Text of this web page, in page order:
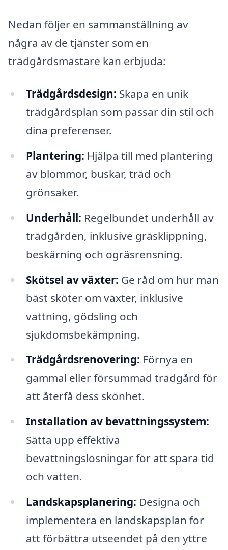
Nedan följer en sammanställning av
några av de tjänster som en
trädgårdsmästare kan erbjuda:
Trädgårdsdesign: Skapa en unik
trädgårdsplan som passar din stil och
dina preferenser.
Plantering: Hjälpa till med plantering
av blommor, buskar, träd och
grönsaker.
Underhåll: Regelbundet underhåll av
trädgården, inklusive gräsklippning,
beskärning och ogräsrensning.
Skötsel av växter: Ge råd om hur man
bäst sköter om växter, inklusive
vattning, gödsling och
sjukdomsbekämpning.
Trädgårdsrenovering: Förnya en
gammal eller försummad trädgård för
att återfå dess skönhet.
Installation av bevattningssystem:
Sätta upp effektiva
bevattningslösningar för att spara tid
och vatten.
Landskapsplanering: Designa och
implementera en landskapsplan för
att förbättra utseendet på den yttre